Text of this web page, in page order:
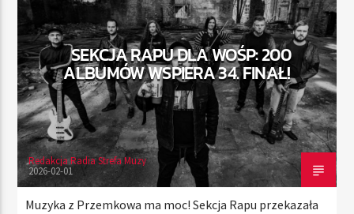
TERAZ
RADIO STREFA MUZY
00:00 21:00
SEKCJA RAPU DLA WOŚP: 200
ALBUMÓW WSPIERA 34. FINAŁ!
Redakcja Radia Strefa Muzy
2026-02-01
Muzyka z Przemkowa ma moc! Sekcja Rapu przekazała